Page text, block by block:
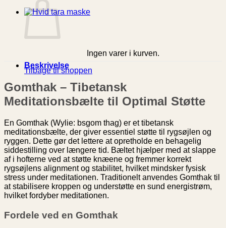
Ingen varer i kurven.
Tilbage til shoppen
Beskrivelse
Gomthak – Tibetansk
Meditationsbælte til Optimal Støtte
En Gomthak (Wylie: bsgom thag) er et tibetansk
meditationsbælte, der giver essentiel støtte til rygsøjlen og
ryggen. Dette gør det lettere at opretholde en behagelig
siddestilling over længere tid. Bæltet hjælper med at slappe
af i hofterne ved at støtte knæene og fremmer korrekt
rygsøjlens alignment og stabilitet, hvilket mindsker fysisk
stress under meditationen. Traditionelt anvendes Gomthak til
at stabilisere kroppen og understøtte en sund energistrøm,
hvilket fordyber meditationen.
Fordele ved en Gomthak